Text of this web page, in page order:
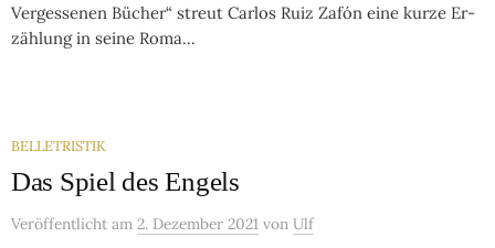
Ver­ges­se­nen Bü­cher“ streut Car­los Ruiz Za­fón eine kur­ze Er­
zäh­lung in sei­ne Ro­ma...
BELLETRISTIK
Das Spiel des Engels
Veröffentlicht am 2. Dezember 2021 von Ulf